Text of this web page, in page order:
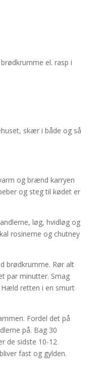
el. rasp i
skær i både og så
og brænd karryen
og steg til kødet er
løg, hvidløg og
rosinerne og chutney
brødkrumme. Rør alt
par minutter. Smag
retten i en smurt
Fordel det på
på. Bag 30
de sidste 10-12
fast og gylden.